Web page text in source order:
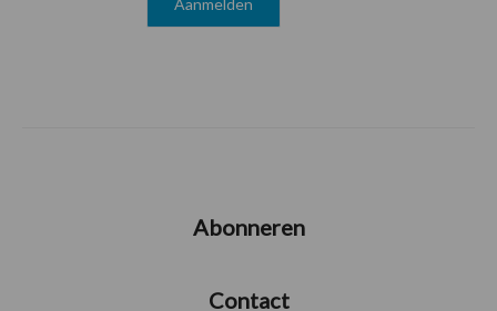
Abonneren
Contact